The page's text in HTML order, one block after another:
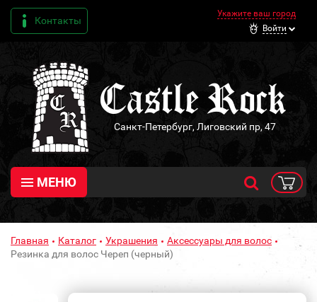
Контакты
Укажите ваш город
Войти
Санкт-Петербург, Лиговский пр, 47
МЕНЮ
Главная Каталог Украшения
Аксессуары для волос
Резинка для волос Череп (черный)